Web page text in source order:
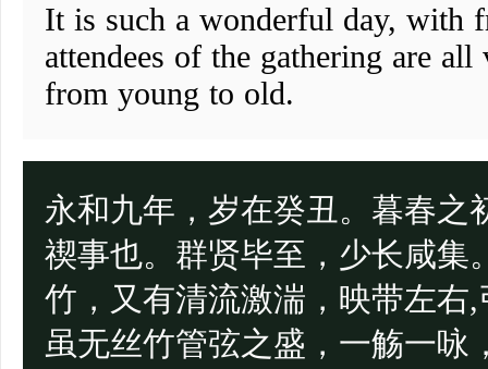
It is such a wonderful day, with
attendees of the gathering are
from young to old.
永和九年，岁在癸丑。暮春之
禊事也。群贤毕至，少长咸集
竹，又有清流激湍，映带左右
虽无丝竹管弦之盛，一觞一咏